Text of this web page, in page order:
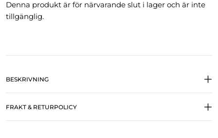
Denna produkt är för närvarande slut i lager och är inte
tillgänglig.
BESKRIVNING
FRAKT & RETURPOLICY